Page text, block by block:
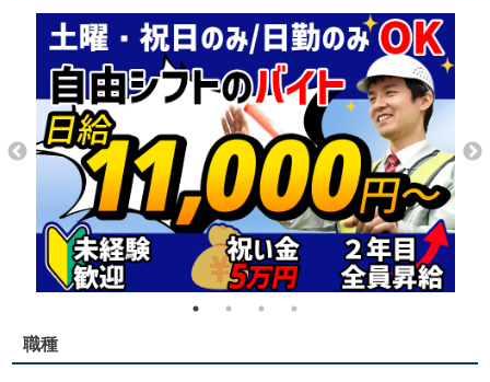
職種